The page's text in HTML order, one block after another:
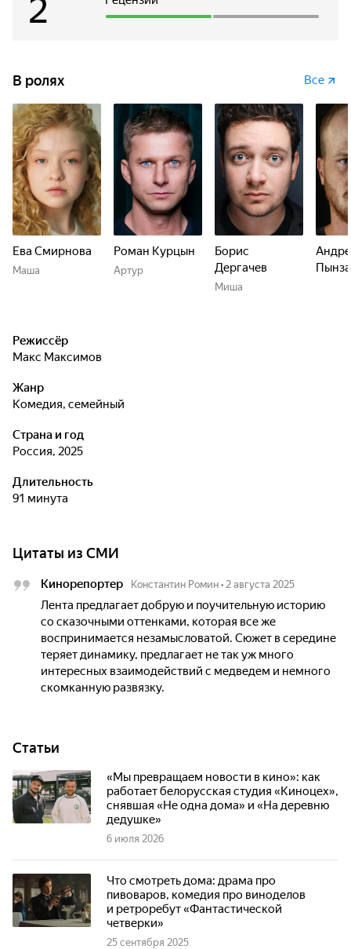
2
В ролях Все
Ева Смирнова
Маша
Роман Курцын
Артур
Борис
Дергачев
Миша
Режиссёр
Макс Максимов
Жанр
комедия, семейный
Страна и год
Россия, 2025
Длительность
91 минута
Цитаты из СМИ
Кинорепортер Константин Ромин • 2 августа 2025
Лента предлагает добрую и поучительную историю
со сказочными оттенками, которая все же
воспринимается незамысловатой. Сюжет в середине
теряет динамику, предлагает не так уж много
интересных взаимодействий с медведем и немного
скомканную развязку.
Статьи
«Мы превращаем новости в кино»: как
работает белорусская студия «Киноцех»,
снявшая «Не одна дома» и «На деревню
дедушке»
6 июля 2026
Что смотреть дома: драма про
пивоваров, комедия про виноделов
и ретроребут «Фантастической
четверки»
25 сентября 2025